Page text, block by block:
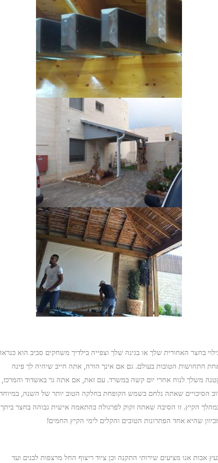
בחצר האחורית שלך או בגינה שלך וצפייה בילדיך משחקים סביב הוא כנראה
התחושות הטובות בעולם. גם אם אינך הורה, אתה חייב שיהיה לך פינה
משלך לנוח אחרי יום קשה במשרד. עם זאת, אם אתה גר באשדוד והמרכז,
הסיכויים שאתה נלחם בשמש הקופחת בחלקה הטוב יותר של השנה, במיוחד
הקיץ. זו הסיבה שאתה זקוק לפרגולה בהתאמה אישית גבוהה בחצר ביתך,
שהיא אחד הפתרונות הטובים והקלים לימי הקיץ החמים!
אבות אנו מציעים שירותי התקנה וכן ציוד ריצוף החל מרצפות לבנים ועד